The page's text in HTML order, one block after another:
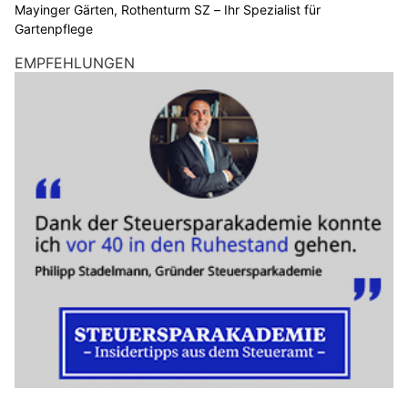
Mayinger Gärten, Rothenturm SZ – Ihr Spezialist für
Gartenpflege
EMPFEHLUNGEN